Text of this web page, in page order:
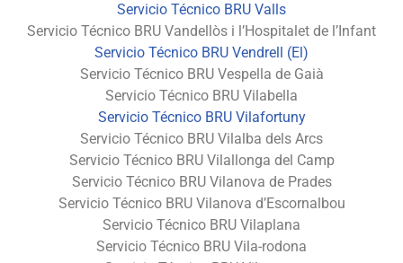
Servicio Técnico BRU Valls
Servicio Técnico BRU Vandellòs i l’Hospitalet de l’Infant
Servicio Técnico BRU Vendrell (El)
Servicio Técnico BRU Vespella de Gaià
Servicio Técnico BRU Vilabella
Servicio Técnico BRU Vilafortuny
Servicio Técnico BRU Vilalba dels Arcs
Servicio Técnico BRU Vilallonga del Camp
Servicio Técnico BRU Vilanova de Prades
Servicio Técnico BRU Vilanova d’Escornalbou
Servicio Técnico BRU Vilaplana
Servicio Técnico BRU Vila-rodona